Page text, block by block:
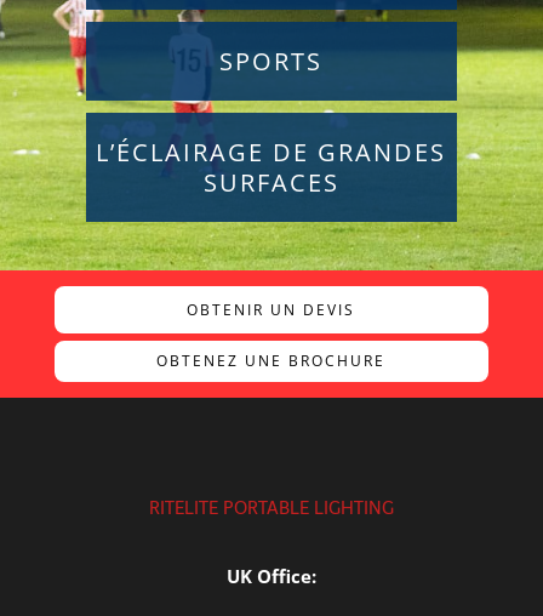
SPORTS
L’ÉCLAIRAGE DE GRANDES
SURFACES
OBTENIR UN DEVIS
OBTENEZ UNE BROCHURE
RITELITE PORTABLE LIGHTING
UK Office: